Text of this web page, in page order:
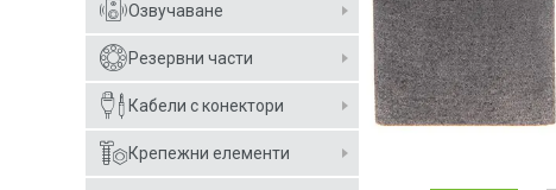
Озвучаване
Резервни части
Кабели с конектори
Крепежни елементи